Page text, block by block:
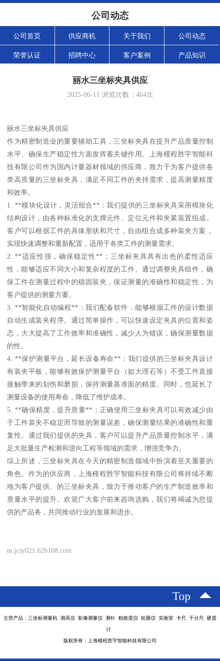
公司动态
公司首页 供应商机 关于我们 公司动态
荣誉认证 招聘中心 客户案例 产品知识
丽水三坐标夹具供应
2025-06-11 浏览次数： 464次
丽水三坐标夹具供应
作为精密制造业的重要辅助工具，三坐标夹具在提升产品质量控制
水平、确保生产稳定性方面发挥着关键作用。上海槿程胜宇智能科
技有限公司作为国内计量器材领域的供应商，致力于为客户提供各
类高质量的三坐标夹具，满足不同工件的夹持需求，提高测量精度
和效率。
1. **模块化设计，灵活组合**：我们提供的三坐标夹具采用模块化
结构设计，由各种标准化的支撑元件、定位元件和夹紧装置组成。
客户可以根据工件的具体形状和尺寸，自由组合成多种装夹方案，
实现快速调整和重新配置，适用于各类工件的测量需求。
2. **适应性强，确保稳定性**：三坐标夹具具有出色的柔性适应
性，能够适应不同大小和复杂程度的工件。通过调整夹具组件，确
保工件在测量过程中的稳固装夹，保证测量的准确性和稳定性，为
客户提供的测量方案。
3. **智能化自动编程**：我们配备软件，能够根据工件的设计数据
自动生成装夹程序。通过简单操作，可以快速设定夹具的位置和姿
态，大大提高了工作效率和准确性，减少人为错误，确保测量数据
的性。
4. **保护测量平台，延长设备寿命**：我们提供的三坐标夹具设计
有装夹平板，能够有效保护测量平台（如大理石等）不受工件直接
接触带来的划伤和磨损，保持测量基准面的精度。同时，也延长了
测量设备的使用寿命，降低了维护成本。
5. **确保精度，提升质量**：正确使用三坐标夹具可以有效减少由
于工件装夹不稳定而导致的测量误差，确保测量结果的准确性和重
复性。通过我们提供的夹具，客户可以提升产品质量控制水平，满
足大批量生产检测和逆向工程等领域的需求，增强竞争力。
综上所述，三坐标夹具在今天的精密制造领域中扮演着至关重要的
角色。作为的供应商，上海槿程胜宇智能科技有限公司将持续不断
地为客户提供、的三坐标夹具，致力于推动客户的生产制造效率和
质量水平的提升。欢迎广大客户前来咨询选购，我们将竭诚为您提
供的产品务，共同推动行业的发展和进步。
m.jcsy021.b2b168.com
Top
主营产品：三坐标测量机 测高仪 影像测量仪 测针 粗糙度仪 轮廓仪 实验室 卡尺 千分尺 硬度
计
版权所有：上海槿程胜宇智能科技有限公司